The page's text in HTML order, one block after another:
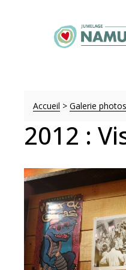
Accueil > Galerie photos
2012 :